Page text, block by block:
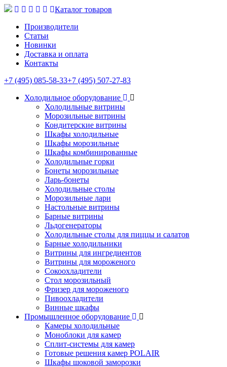
Каталог товаров
Производители
Статьи
Новинки
Доставка и оплата
Контакты
+7 (495) 085-58-33+7 (495) 507-27-83
Холодильное оборудование
Холодильные витрины
Морозильные витрины
Кондитерские витрины
Шкафы холодильные
Шкафы морозильные
Шкафы комбинированные
Холодильные горки
Бонеты морозильные
Ларь-бонеты
Холодильные столы
Морозильные лари
Настольные витрины
Барные витрины
Льдогенераторы
Холодильные столы для пиццы и салатов
Барные холодильники
Витрины для ингредиентов
Витрины для мороженого
Сокоохладители
Стол морозильный
Фризер для мороженого
Пивоохладители
Винные шкафы
Промышленное оборудование
Камеры холодильные
Моноблоки для камер
Сплит-системы для камер
Готовые решения камер POLAIR
Шкафы шоковой заморозки